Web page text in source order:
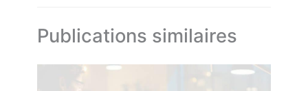
Publications similaires